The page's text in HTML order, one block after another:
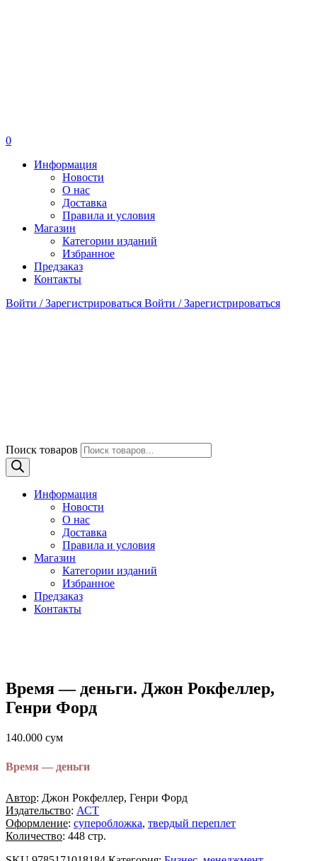
0
Информация
Новости
О нас
Доставка
Правила и условия
Магазин
Категории изданий
Избранное
Предзаказ
Контакты
Войти / Зарегистрироваться Войти / Зарегистрироваться
Поиск товаров
Информация
Новости
О нас
Доставка
Правила и условия
Магазин
Категории изданий
Избранное
Предзаказ
Контакты
Время — деньги. Джон Рокфеллер,
Генри Форд
140.000 сум
Время — деньги
Автор: Джон Рокфеллер, Генри Форд
Издательство: АСТ
Оформление: суперобложка, твердый переплет
Количество: 448 стр.